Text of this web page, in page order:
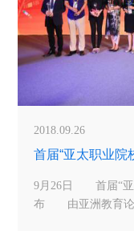
2018.09.26
首届“亚太职业院
9月26日 首届“亚
布 由亚洲教育论